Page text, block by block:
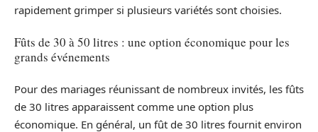
rapidement grimper si plusieurs variétés sont choisies.
Fûts de 30 à 50 litres : une option économique pour les
grands événements
Pour des mariages réunissant de nombreux invités, les fûts
de 30 litres apparaissent comme une option plus
économique. En général, un fût de 30 litres fournit environ